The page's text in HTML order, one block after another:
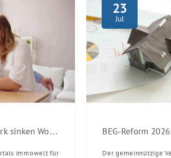
Pendeln lohnt sich: So stark sinken Wohnungspreise im Umland
immowelt für
23
Jul
Der gemeinnützige